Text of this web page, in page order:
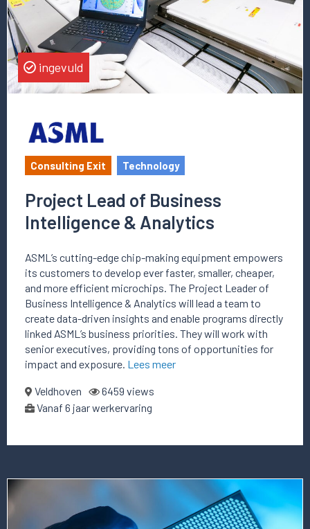
Business
Intelligence
&
Analyticsingevuld
Consulting Exit Technology
Project Lead of Business
Intelligence & Analytics
ASML’s cutting-edge chip-making equipment empowers
its customers to develop ever faster, smaller, cheaper,
and more efficient microchips. The Project Leader of
Business Intelligence & Analytics will lead a team to
create data-driven insights and enable programs directly
linked ASML’s business priorities. They will work with
senior executives, providing tons of opportunities for
impact and exposure. Lees meer
Veldhoven
6459 views
Vanaf 6 jaar werkervaring
Lees
meer
over